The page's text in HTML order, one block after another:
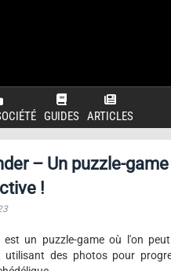
GUIDES ARTICLES
– Un puzzle-
!
est un puzzle-game où l'on
utilisant des photos pour